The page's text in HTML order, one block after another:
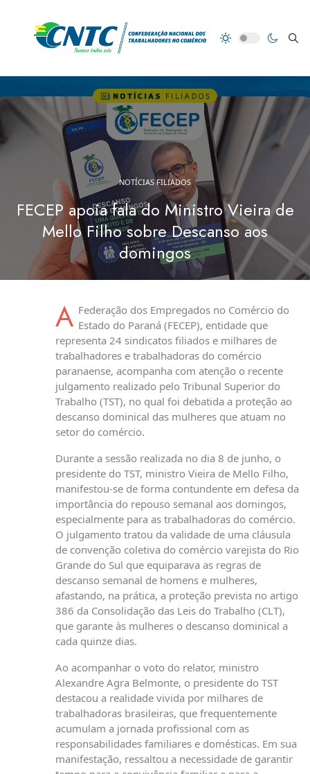
NOTÍCIAS FILIADOS
FECEP apoia fala do Ministro Vieira de
Mello Filho sobre Descanso aos
domingos
A Federação dos Empregados no Comércio do
Estado do Paraná (FECEP), entidade que
representa 24 sindicatos filiados e milhares de
trabalhadores e trabalhadoras do comércio
paranaense, acompanha com atenção o recente
julgamento realizado pelo Tribunal Superior do
Trabalho (TST), no qual foi debatida a proteção ao
descanso dominical das mulheres que atuam no
setor do comércio.
Durante a sessão realizada no dia 8 de junho, o
presidente do TST, ministro Vieira de Mello Filho,
manifestou-se de forma contundente em defesa da
importância do repouso semanal aos domingos,
especialmente para as trabalhadoras do comércio.
O julgamento tratou da validade de uma cláusula
de convenção coletiva do comércio varejista do Rio
Grande do Sul que equiparava as regras de
descanso semanal de homens e mulheres,
afastando, na prática, a proteção prevista no artigo
386 da Consolidação das Leis do Trabalho (CLT),
que garante às mulheres o descanso dominical a
cada quinze dias.
Ao acompanhar o voto do relator, ministro
Alexandre Agra Belmonte, o presidente do TST
destacou a realidade vivida por milhares de
trabalhadoras brasileiras, que frequentemente
acumulam a jornada profissional com as
responsabilidades familiares e domésticas. Em sua
manifestação, ressaltou a necessidade de garantir